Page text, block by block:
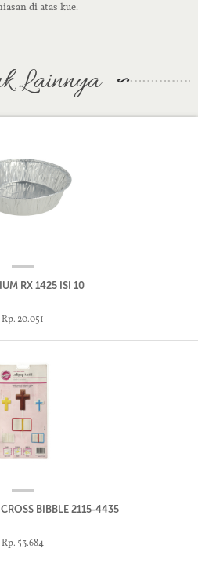
di atas kue.
Lainnya
RX 1425 ISI 10
Rp. 20.051
BIBBLE 2115-4435
Rp. 53.684